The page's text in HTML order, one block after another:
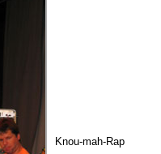
Knou-mah-Rap